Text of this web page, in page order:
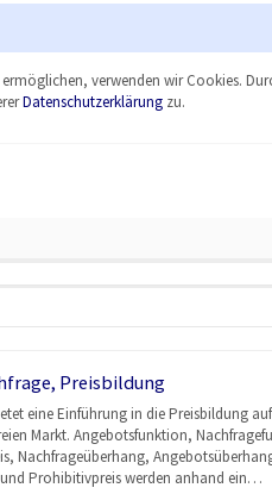
verwenden wir Cookies.
Datenschutzerklärungzu.
Preisbildung
eine Einführung in die Preisbildung
Markt. Angebotsfunktion,
Nachfrageüberhang,
Prohibitivpreis werden anhand ein…